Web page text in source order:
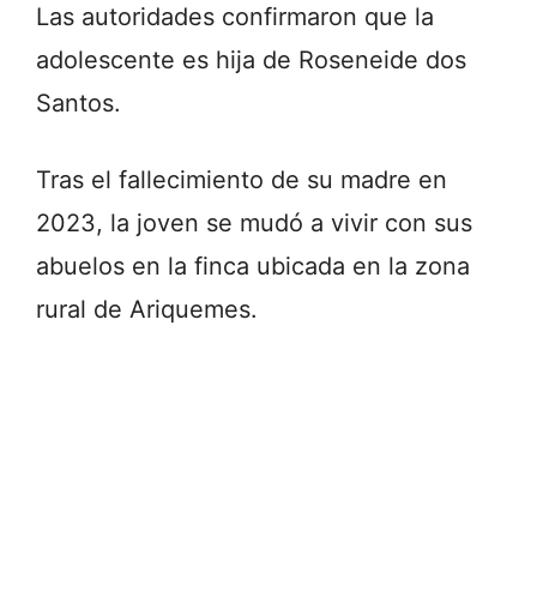
Las autoridades confirmaron que la
adolescente es hija de Roseneide dos
Santos.
Tras el fallecimiento de su madre en
2023, la joven se mudó a vivir con sus
abuelos en la finca ubicada en la zona
rural de Ariquemes.